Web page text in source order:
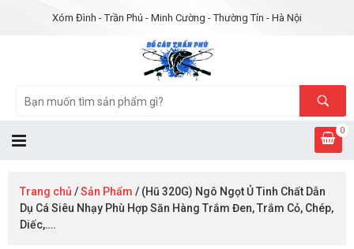
Xóm Đình - Trần Phú - Minh Cường - Thường Tín - Hà Nội
0
Trang chủ /Sản Phẩm / (Hũ 320G) Ngô Ngọt Ủ Tinh Chất Dẫn
Dụ Cá Siêu Nhạy Phù Hợp Săn Hàng Trắm Đen, Trắm Cỏ, Chép,
Diếc,….